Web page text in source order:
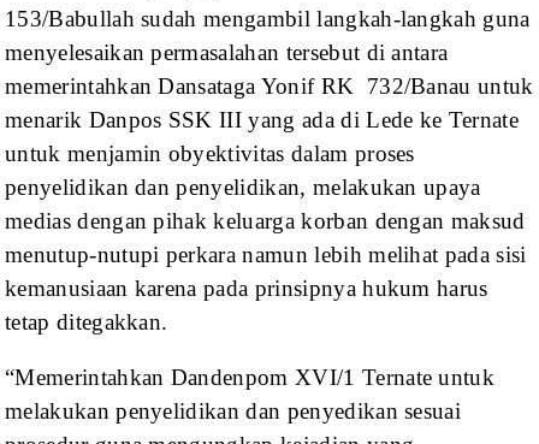
153/Babullah sudah mengambil langkah-langkah guna
menyelesaikan permasalahan tersebut di antara
memerintahkan Dansataga YonifRK 732/Banau untuk
menarik Danpos SSK III yang ada di Lede ke Ternate
untuk menjamin obyektivitas dalam proses
penyelidikandan penyelidikan, melakukan upaya
medias dengan pihak keluarga korban dengan maksud
menutup-nutupi perkara namun lebih melihat pada sisi
kemanusiaan karena pada prinsipnya hukum harus
tetap ditegakkan.
“Memerintahkan Dandenpom XVI/1 Ternate untuk
melakukan penyelidikan dan penyedikan sesuai